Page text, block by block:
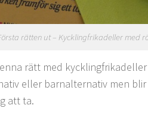
rätten ut – Kycklingfrikadeller med
rätt med
eller barnalternativ men
att ta.